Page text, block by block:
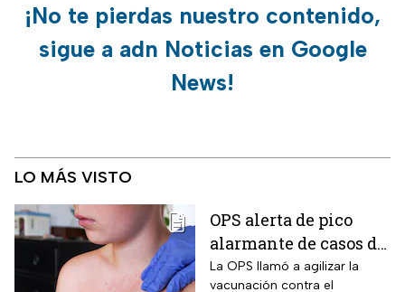
¡No te pierdas nuestro contenido,
sigue a adn Noticias en Google
News!
LO MÁS VISTO
OPS alerta de pico
alarmante de casos de
sarampión
La OPS llamó a agilizar la
vacunación contra el